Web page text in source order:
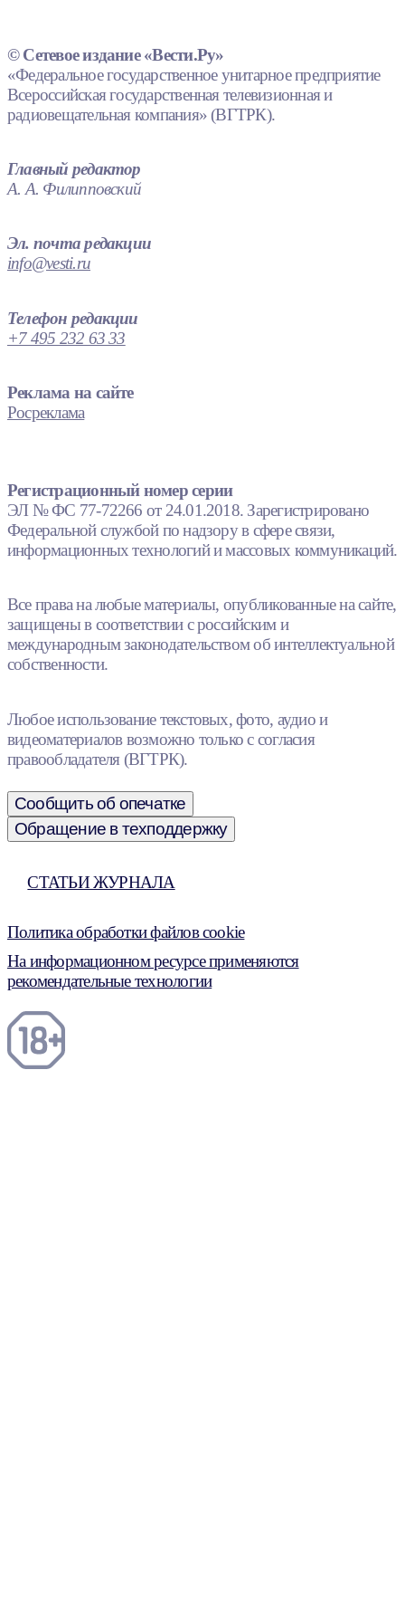
© Сетевое издание «Вести.Ру»
«Федеральное государственное унитарное предприятие
Всероссийская государственная телевизионная и
радиовещательная компания» (ВГТРК).
Главный редактор
А. А. Филипповский
Эл. почта редакции
info@vesti.ru
Телефон редакции
+7 495 232 63 33
Реклама на сайте
Росреклама
Регистрационный номер серии
ЭЛ № ФС 77-72266 от 24.01.2018. Зарегистрировано
Федеральной службой по надзору в сфере связи,
информационных технологий и массовых коммуникаций.
Все права на любые материалы, опубликованные на сайте,
защищены в соответствии с российским и
международным законодательством об интеллектуальной
собственности.
Любое использование текстовых, фото, аудио и
видеоматериалов возможно только с согласия
правообладателя (ВГТРК).
Сообщить об опечатке
Обращение в техподдержку
СТАТЬИ ЖУРНАЛА
Политика обработки файлов cookie
На информационном ресурсе применяются
рекомендательные технологии